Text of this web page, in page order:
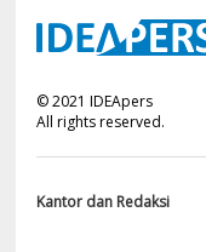
©2021 IDEApers
All rights reserved.
Kantor dan Redaksi